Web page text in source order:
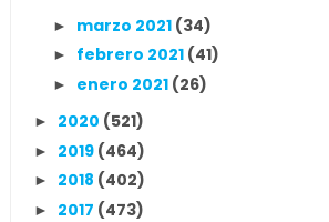
► marzo 2021 (34)
► febrero 2021 (41)
► enero 2021 (26)
► 2020 (521)
► 2019 (464)
► 2018 (402)
► 2017 (473)